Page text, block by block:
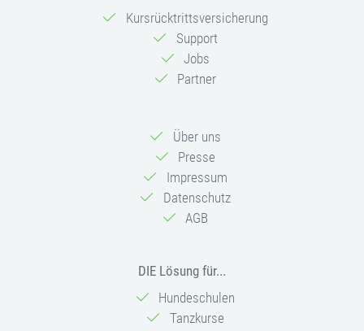
Kursrücktrittsversicherung
Support
Jobs
Partner
Über uns
Presse
Impressum
Datenschutz
AGB
DIE Lösung für...
Hundeschulen
Tanzkurse